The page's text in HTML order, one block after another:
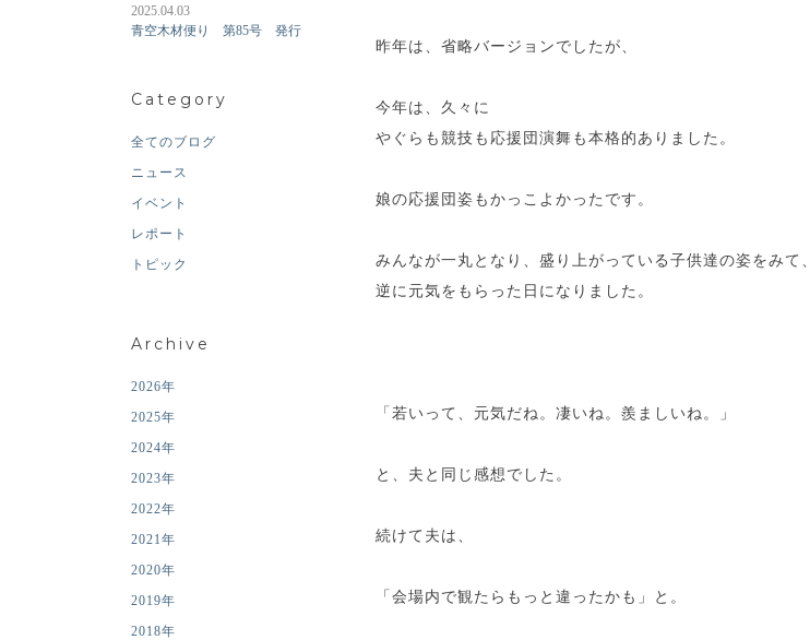
2025.04.03
青空木材便り 第85号 発行
Category
全てのブログ
ニュース
イベント
レポート
トピック
Archive
2026年
2025年
2024年
2023年
2022年
2021年
2020年
2019年
2018年
昨年は、省略バージョンでしたが、
今年は、久々に
やぐらも競技も応援団演舞も本格的ありました。
娘の応援団姿もかっこよかったです。
みんなが一丸となり、盛り上がっている子供達の姿をみて、
逆に元気をもらった日になりました。
「若いって、元気だね。凄いね。羨ましいね。」
と、夫と同じ感想でした。
続けて夫は、
「会場内で観たらもっと違ったかも」と。